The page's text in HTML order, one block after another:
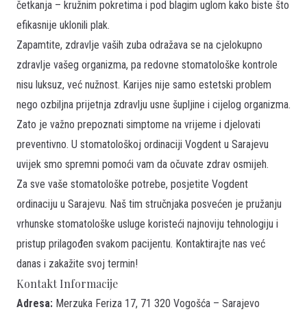
četkanja – kružnim pokretima i pod blagim uglom kako biste što
efikasnije uklonili plak.
Zapamtite, zdravlje vaših zuba odražava se na cjelokupno
zdravlje vašeg organizma, pa redovne stomatološke kontrole
nisu luksuz, već nužnost. Karijes nije samo estetski problem
nego ozbiljna prijetnja zdravlju usne šupljine i cijelog organizma.
Zato je važno prepoznati simptome na vrijeme i djelovati
preventivno. U stomatološkoj ordinaciji Vogdent u Sarajevu
uvijek smo spremni pomoći vam da očuvate zdrav osmijeh.
Za sve vaše stomatološke potrebe, posjetite Vogdent
ordinaciju u Sarajevu. Naš tim stručnjaka posvećen je pružanju
vrhunske stomatološke usluge koristeći najnoviju tehnologiju i
pristup prilagođen svakom pacijentu. Kontaktirajte nas već
danas i zakažite svoj termin!
Kontakt Informacije
Adresa: Merzuka Feriza 17, 71 320 Vogošća – Sarajevo